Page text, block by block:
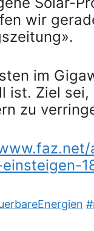
wir
im
ist. Ziel
zu